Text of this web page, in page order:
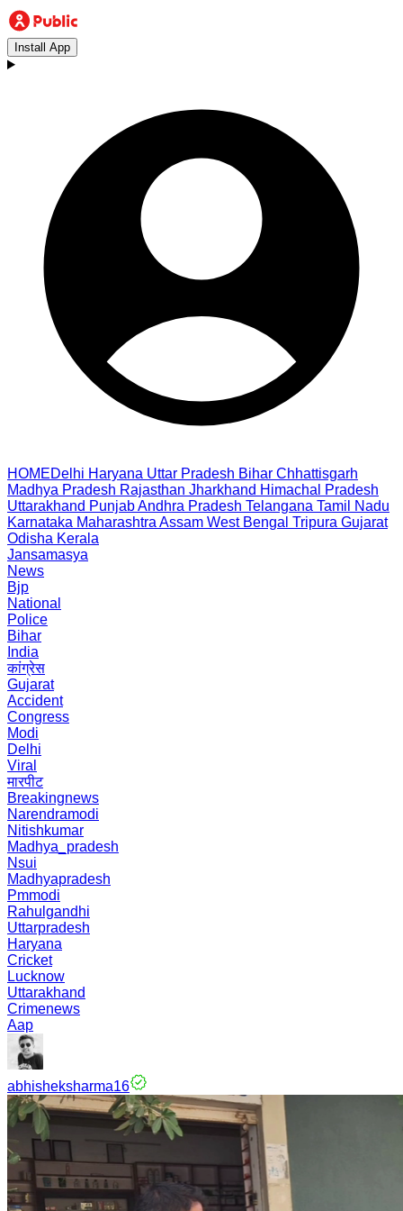
Install App
HOMEDelhi Haryana Uttar Pradesh Bihar Chhattisgarh
Madhya Pradesh Rajasthan Jharkhand Himachal Pradesh
Uttarakhand PunjabAndhra Pradesh Telangana Tamil Nadu
Karnataka Maharashtra Assam West Bengal Tripura Gujarat
Odisha Kerala
Jansamasya
News
Bjp
National
Police
Bihar
India
कांग्रेस
Gujarat
Accident
Congress
Modi
Delhi
Viral
मारपीट
Breakingnews
Narendramodi
Nitishkumar
Madhya_pradesh
Nsui
Madhyapradesh
Pmmodi
Rahulgandhi
Uttarpradesh
Haryana
Cricket
Lucknow
Uttarakhand
Crimenews
Aap
abhisheksharma16